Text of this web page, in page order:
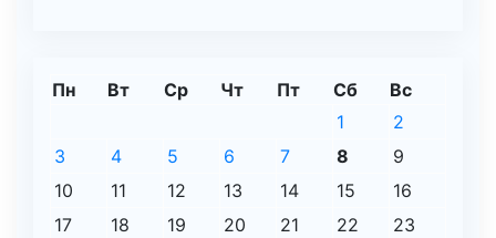
Пн Вт Ср Чт Пт Сб Вс
1
2
3
4 5 6 7 8
9
10
11 12 13 14 15
16
17
18 19 20 21 22
23